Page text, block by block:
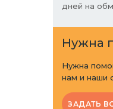
дней на
Нужна
Нужна
нам и наши
ЗАДАТЬ